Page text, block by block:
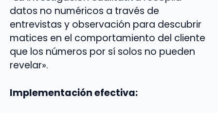
datos no numéricos a través de
entrevistas y observación para descubrir
matices en el comportamiento del cliente
que los números por sí solos no pueden
revelar».
Implementación efectiva: